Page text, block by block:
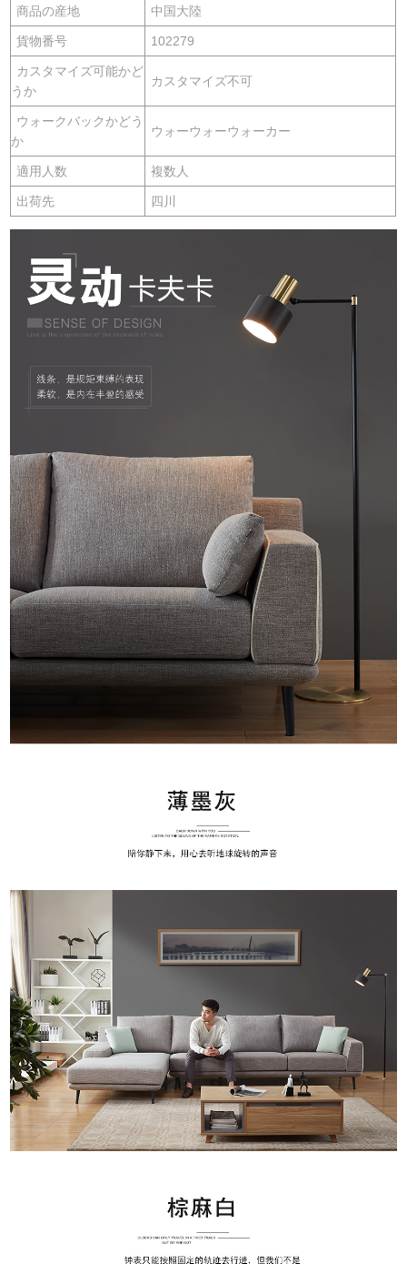
商品の産地 中国大陸
貨物番号 102279
カスタマイズ可能かど
うか
カスタマイズ不可
ウォークバックかどう
か
ウォーウォーウォーカー
適用人数 複数人
出荷先 四川